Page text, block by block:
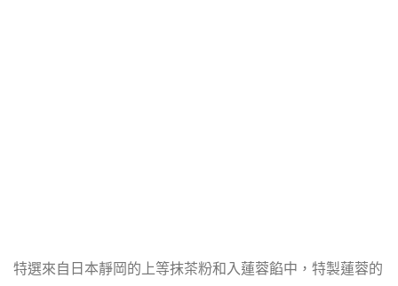
特選來自日本靜岡的上等抹茶粉和入蓮蓉餡中，特製蓮蓉的